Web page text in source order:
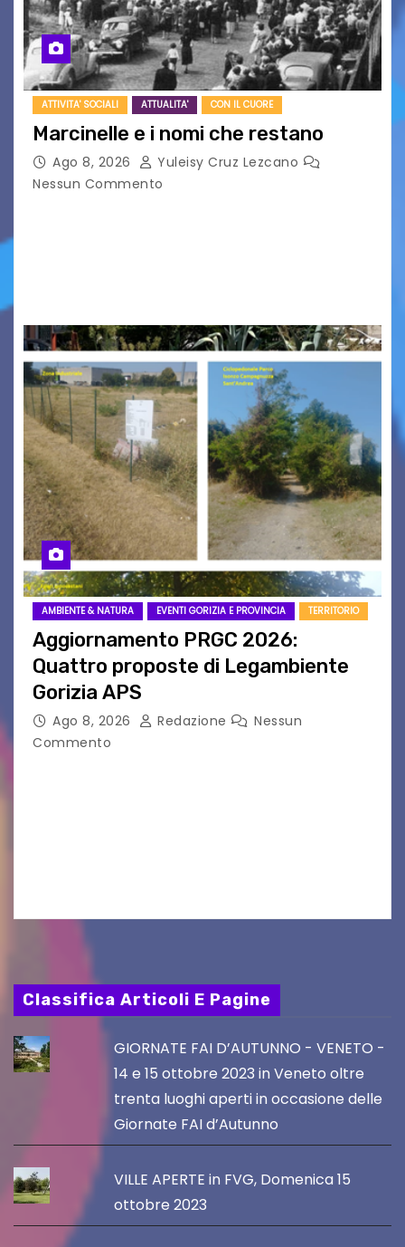
ATTIVITA' SOCIALI ATTUALITA' CON IL CUORE
Marcinelle e i nomi che restano
Ago 8, 2026
Yuleisy Cruz Lezcano
Nessun Commento
AMBIENTE & NATURA EVENTI GORIZIA E PROVINCIA TERRITORIO
Aggiornamento PRGC 2026:
Quattro proposte di Legambiente
Gorizia APS
Ago 8, 2026 Redazione
Nessun
Commento
Classifica Articoli E Pagine
GIORNATE FAI D’AUTUNNO - VENETO -
14 e 15 ottobre 2023 in Veneto oltre
trenta luoghi aperti in occasione delle
Giornate FAI d’Autunno
VILLE APERTE in FVG, Domenica 15
ottobre 2023